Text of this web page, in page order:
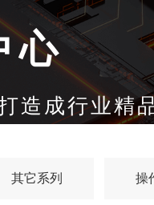
心
造成行业精
其它系列 操